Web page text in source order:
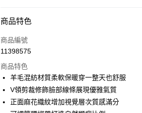
付款方式
信用卡一次付款
3 期 0 利率 每期NT$560
合作金庫商業銀行
第一商業銀行
華南商業銀行
彰化商業銀行
6 期 0 利率 每期NT$280
合作金庫商業銀行
第一商業銀行
超商取貨付款
商品特色
商品編號
11398575
商品特色
羊毛混紡材質柔軟保暖穿一整天也舒服
V領剪裁修飾臉部線條展現優雅氣質
正面麻花織紋增加視覺層次質感滿分